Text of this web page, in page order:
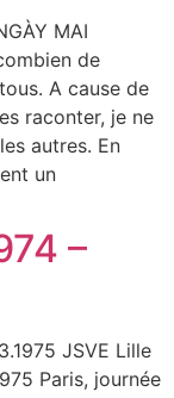
MAI
de
A cause de
raconter, je ne
autres. En
un
–
JSVE Lille
Paris, journée